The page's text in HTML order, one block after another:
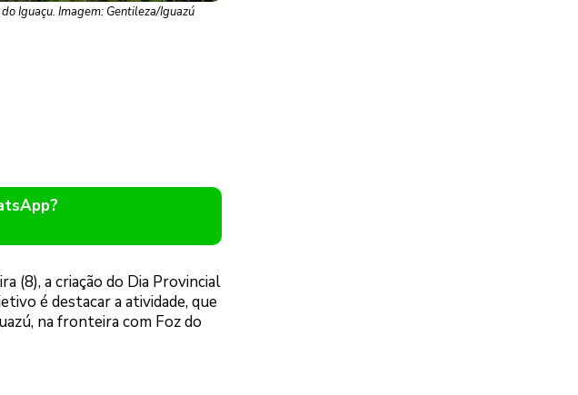
Iguaçu. Imagem: Gentileza/Iguazú
(8), a criação do Dia Provincial
é destacar a atividade, que
na fronteira com Foz do